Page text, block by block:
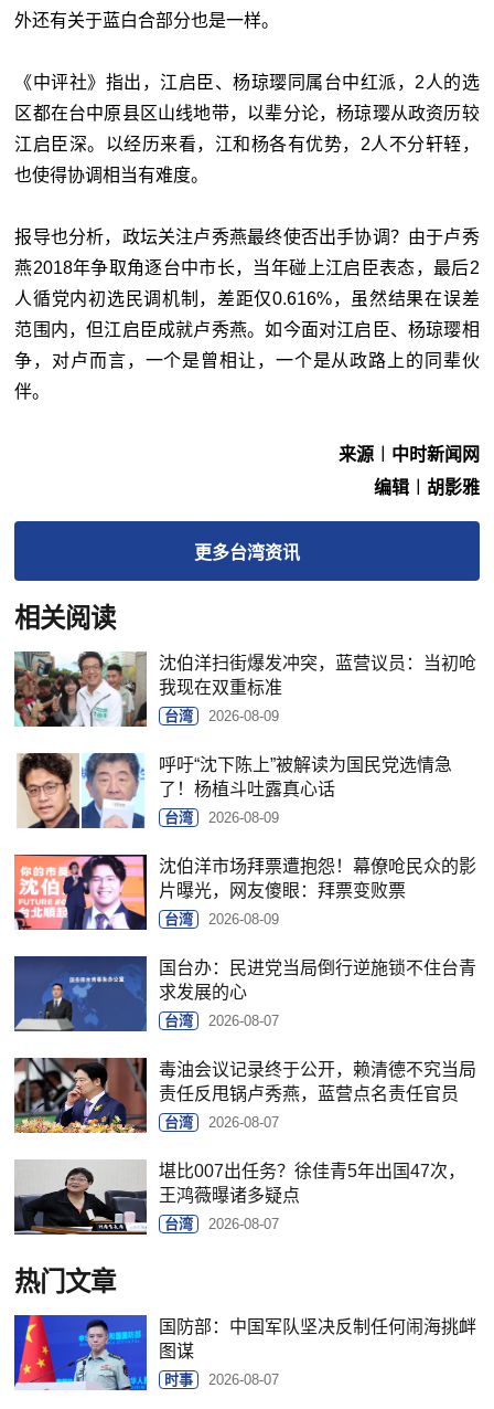
外还有关于蓝白合部分也是一样。
《中评社》指出，江启臣、杨琼璎同属台中红派，2人的选
区都在台中原县区山线地带，以辈分论，杨琼璎从政资历较
江启臣深。以经历来看，江和杨各有优势，2人不分轩轾，
也使得协调相当有难度。
报导也分析，政坛关注卢秀燕最终使否出手协调？由于卢秀
燕2018年争取角逐台中市长，当年碰上江启臣表态，最后2
人循党内初选民调机制，差距仅0.616%，虽然结果在误差
范围内，但江启臣成就卢秀燕。如今面对江启臣、杨琼璎相
争，对卢而言，一个是曾相让，一个是从政路上的同辈伙
伴。
来源︱中时新闻网
编辑︱胡影雅
更多台湾资讯
相关阅读
沈伯洋扫街爆发冲突，蓝营议员：当初呛
我现在双重标准
台湾 2026-08-09
呼吁“沈下陈上”被解读为国民党选情急
了！杨植斗吐露真心话
台湾 2026-08-09
沈伯洋市场拜票遭抱怨！幕僚呛民众的影
片曝光，网友傻眼：拜票变败票
台湾 2026-08-09
国台办：民进党当局倒行逆施锁不住台青
求发展的心
台湾 2026-08-07
毒油会议记录终于公开，赖清德不究当局
责任反甩锅卢秀燕，蓝营点名责任官员
台湾 2026-08-07
堪比007出任务？徐佳青5年出国47次，
王鸿薇曝诸多疑点
台湾 2026-08-07
热门文章
国防部：中国军队坚决反制任何闹海挑衅
图谋
时事 2026-08-07